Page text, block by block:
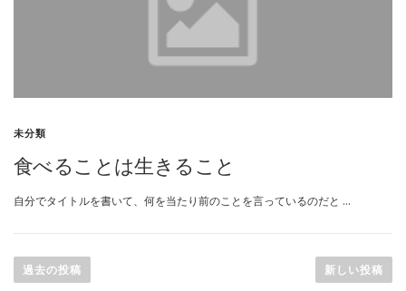
未分類
食べることは生きること
自分でタイトルを書いて、何を当たり前のことを言っているのだと …
稿
過去の投稿 新しい投稿